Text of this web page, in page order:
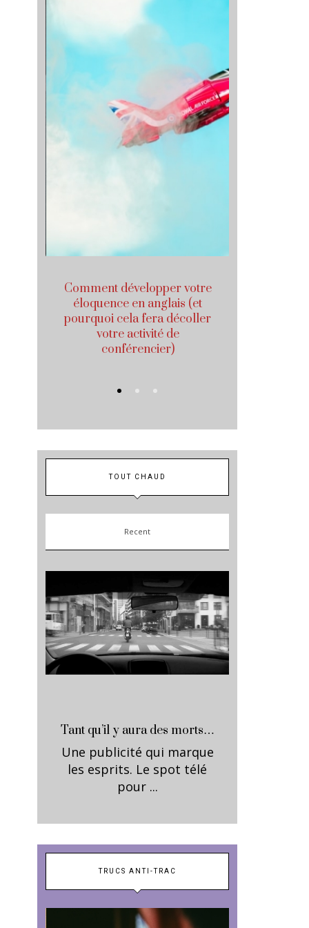
Comment développer votre
éloquence en anglais (et
pourquoi cela fera décoller
votre activité de
conférencier)
TOUT CHAUD
Recent
Tant qu’il y aura des morts…
Une publicité qui marque
les esprits. Le spot télé
pour ...
TRUCS ANTI-TRAC